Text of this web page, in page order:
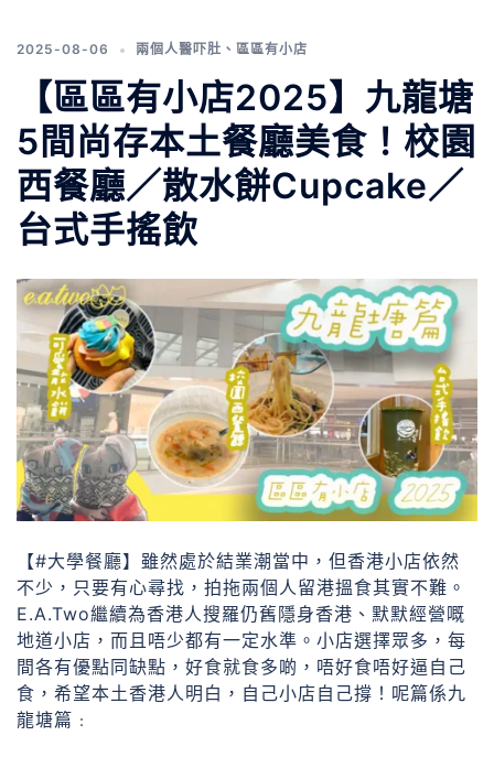
2025-08-06 兩個人醫吓肚 、 區區有小店
【區區有小店2025】九龍塘
5間尚存本土餐廳美食！校園
西餐廳／散水餅Cupcake／
台式手搖飲
【#大學餐廳】雖然處於結業潮當中，但香港小店依然
不少，只要有心尋找，拍拖兩個人留港搵食其實不難。
E.A.Two繼續為香港人搜羅仍舊隱身香港、默默經營嘅
地道小店，而且唔少都有一定水準。小店選擇眾多，每
間各有優點同缺點，好食就食多啲，唔好食唔好逼自己
食，希望本土香港人明白，自己小店自己撐！呢篇係九
龍塘篇﹕